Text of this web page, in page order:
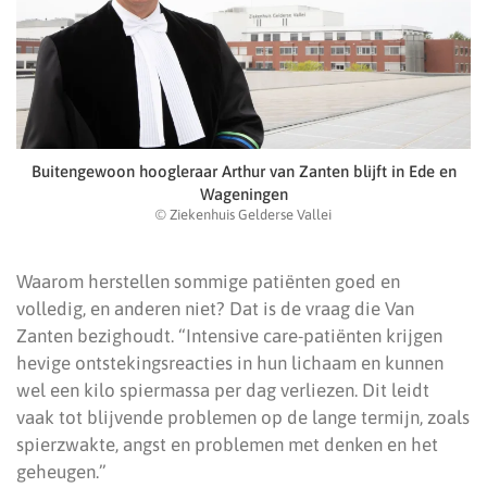
Buitengewoon hoogleraar Arthur van Zanten blijft in Ede en
Wageningen
© Ziekenhuis Gelderse Vallei
Waarom herstellen sommige patiënten goed en
volledig, en anderen niet? Dat is de vraag die Van
Zanten bezighoudt. “Intensive care-patiënten krijgen
hevige ontstekingsreacties in hun lichaam en kunnen
wel een kilo spiermassa per dag verliezen. Dit leidt
vaak tot blijvende problemen op de lange termijn, zoals
spierzwakte, angst en problemen met denken en het
geheugen.”